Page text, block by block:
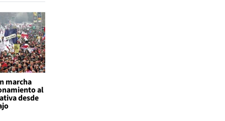
marcha
al
desde